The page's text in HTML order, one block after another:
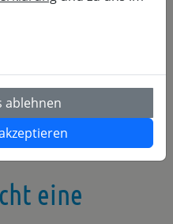
im gesellschaftlichen
eine
ablehnen